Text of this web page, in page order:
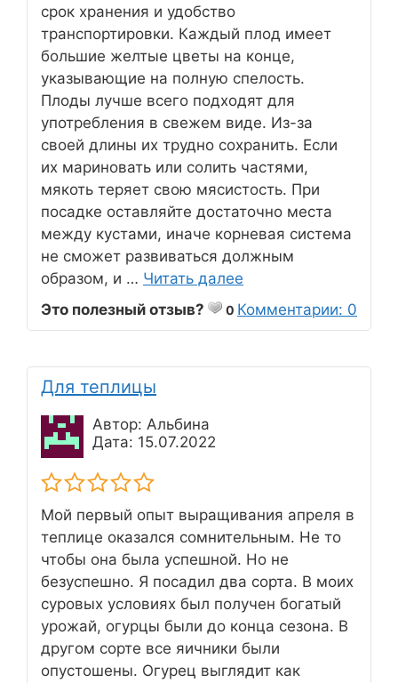
срок хранения и удобство
транспортировки. Каждый плод имеет
большие желтые цветы на конце,
указывающие на полную спелость.
Плоды лучше всего подходят для
употребления в свежем виде. Из-за
своей длины их трудно сохранить. Если
их мариновать или солить частями,
мякоть теряет свою мясистость. При
посадке оставляйте достаточно места
между кустами, иначе корневая система
не сможет развиваться должным
образом, и … Читать далее
Это полезный отзыв?
0 Комментарии: 0
Для теплицы
Автор: Альбина
Дата: 15.07.2022
Мой первый опыт выращивания апреля в
теплице оказался сомнительным. Не то
чтобы она была успешной. Но не
безуспешно. Я посадил два сорта. В моих
суровых условиях был получен богатый
урожай, огурцы были до конца сезона. В
другом сорте все яичники были
опустошены. Огурец выглядит как